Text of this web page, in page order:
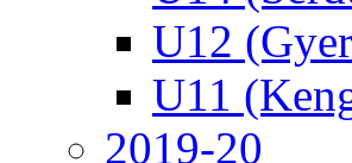
U12
U11
2019-20